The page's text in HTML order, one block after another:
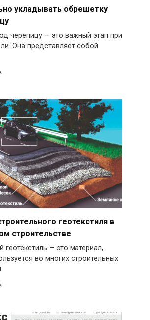
укладывать обрешетку
черепицу — это важный этап при
Она представляет собой
геотекстиля в
строительстве
геотекстиль — это материал,
во многих строительных